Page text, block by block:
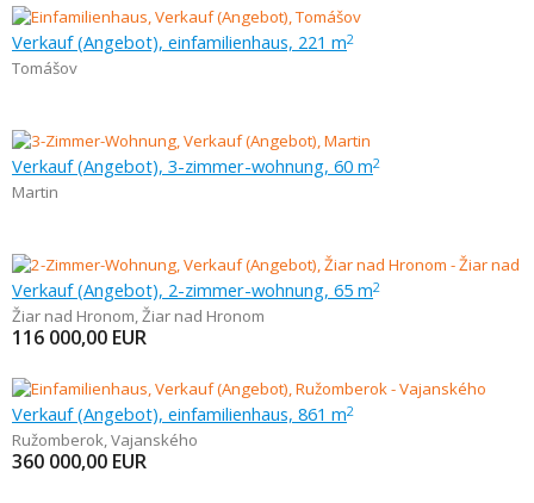
Verkauf (Angebot), einfamilienhaus, 221 m2
Tomášov
Verkauf (Angebot), 3-zimmer-wohnung, 60 m2
Martin
Verkauf (Angebot), 2-zimmer-wohnung, 65 m2
Žiar nad Hronom,Žiar nad Hronom
116 000,00 EUR
Verkauf (Angebot), einfamilienhaus, 861 m2
Ružomberok,Vajanského
360 000,00 EUR